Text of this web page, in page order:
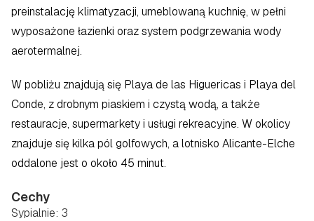
preinstalację klimatyzacji, umeblowaną kuchnię, w pełni
wyposażone łazienki oraz system podgrzewania wody
aerotermalnej.
W pobliżu znajdują się Playa de las Higuericas i Playa del
Conde, z drobnym piaskiem i czystą wodą, a także
restauracje, supermarkety i usługi rekreacyjne. W okolicy
znajduje się kilka pól golfowych, a lotnisko Alicante-Elche
oddalone jest o około 45 minut.
Cechy
Sypialnie: 3